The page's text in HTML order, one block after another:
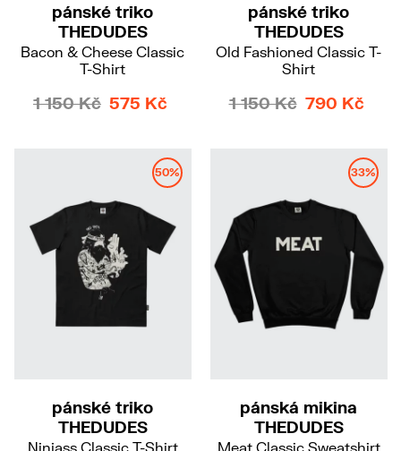
pánské triko
THEDUDES
Bacon & Cheese Classic
T-Shirt
1 150 Kč 575 Kč
pánské triko
THEDUDES
Old Fashioned Classic T-
Shirt
1 150 Kč 790 Kč
50%
pánské triko
THEDUDES
Ninjass Classic T-Shirt
33%
pánská mikina
THEDUDES
Meat Classic Sweatshirt